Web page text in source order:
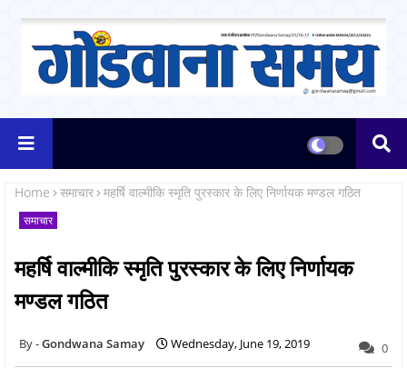
Home समाचार महर्षि वाल्मीकि स्मृति पुरस्कार के लिए निर्णायक मण्डल गठित
समाचार
महर्षि वाल्मीकि स्मृति पुरस्कार के लिए निर्णायक
मण्डल गठित
Gondwana Samay Wednesday, June 19, 2019 0